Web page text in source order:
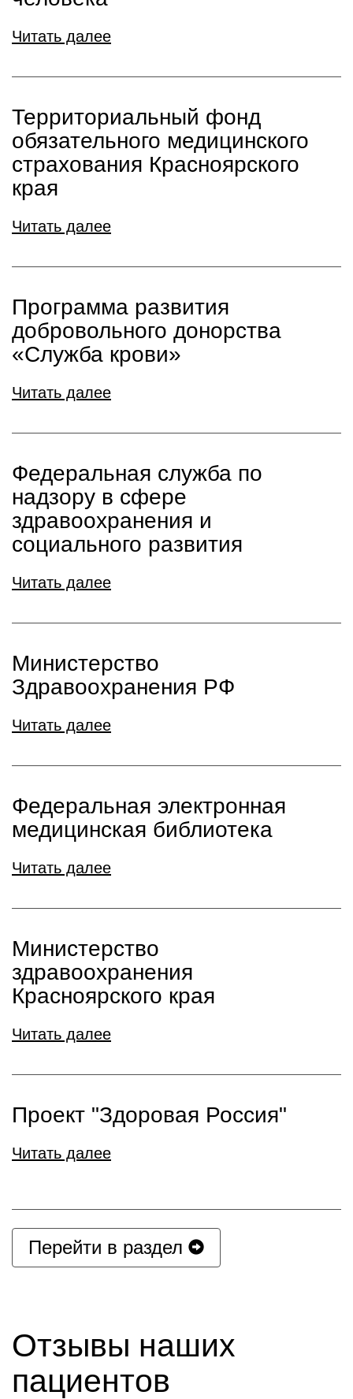
Читать далее
Территориальный фонд
обязательного медицинского
страхования Красноярского
края
Читать далее
Программа развития
добровольного донорства
«Служба крови»
Читать далее
Федеральная служба по
надзору в сфере
здравоохранения и
социального развития
Читать далее
Министерство
Здравоохранения РФ
Читать далее
Федеральная электронная
медицинская библиотека
Читать далее
Министерство
здравоохранения
Красноярского края
Читать далее
Проект "Здоровая Россия"
Читать далее
Перейти в раздел
Отзывы наших
пациентов